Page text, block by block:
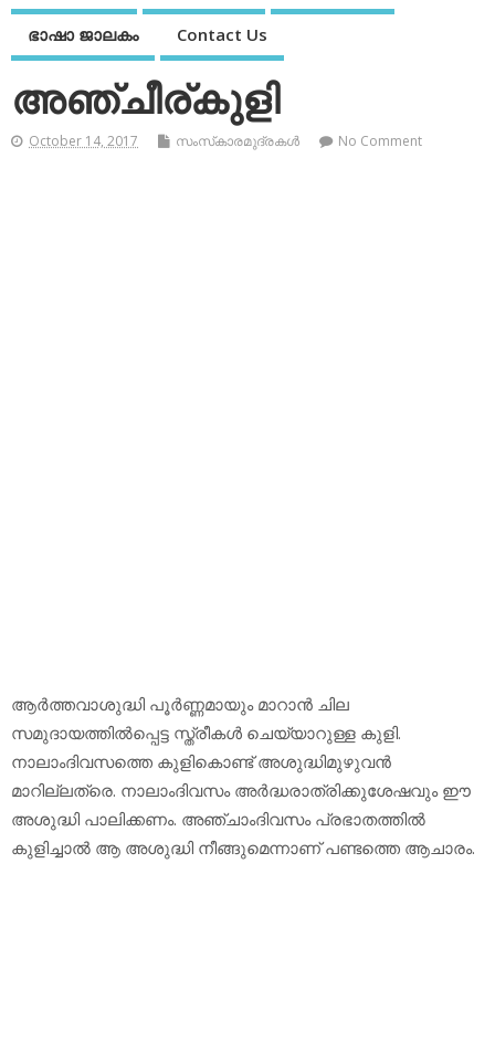
ഭാഷാ ജാലകം Contact Us
അഞ്ചീര്കുളി
October 14, 2017 സംസ്‌കാരമുദ്രകള്‍ No Comment
ആര്‍ത്തവാശുദ്ധി പൂര്‍ണ്ണമായും മാറാന്‍ ചില
സമുദായത്തില്‍പ്പെട്ട സ്ത്രീകള്‍ ചെയ്യാറുള്ള കുളി.
നാലാംദിവസത്തെ കുളികൊണ്ട് അശുദ്ധിമുഴുവന്‍
മാറില്ലത്രെ. നാലാംദിവസം അര്‍ദ്ധരാത്രിക്കുശേഷവും ഈ
അശുദ്ധി പാലിക്കണം. അഞ്ചാംദിവസം പ്രഭാതത്തില്‍
കുളിച്ചാല്‍ ആ അശുദ്ധി നീങ്ങുമെന്നാണ് പണ്ടത്തെ ആചാരം.